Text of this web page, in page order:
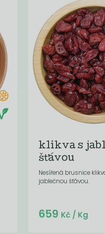
klikva s
šťávou
Nesířená brusnice
jablečnou šťávou.
Do košíku:
659 Kč / Kg